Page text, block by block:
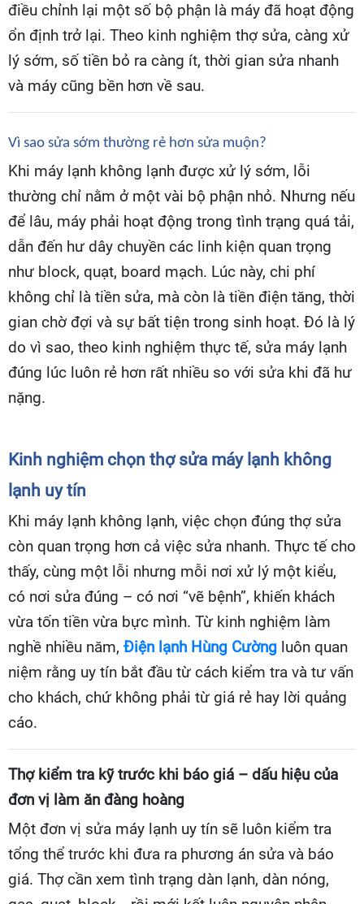
điều chỉnh lại một số bộ phận là máy đã hoạt động
ổn định trở lại. Theo kinh nghiệm thợ sửa, càng xử
lý sớm, số tiền bỏ ra càng ít, thời gian sửa nhanh
và máy cũng bền hơn về sau.
Vì sao sửa sớm thường rẻ hơn sửa muộn?
Khi máy lạnh không lạnh được xử lý sớm, lỗi
thường chỉ nằm ở một vài bộ phận nhỏ. Nhưng nếu
để lâu, máy phải hoạt động trong tình trạng quá tải,
dẫn đến hư dây chuyền các linh kiện quan trọng
như block, quạt, board mạch. Lúc này, chi phí
không chỉ là tiền sửa, mà còn là tiền điện tăng, thời
gian chờ đợi và sự bất tiện trong sinh hoạt. Đó là lý
do vì sao, theo kinh nghiệm thực tế, sửa máy lạnh
đúng lúc luôn rẻ hơn rất nhiều so với sửa khi đã hư
nặng.
Kinh nghiệm chọn thợ sửa máy lạnh không
lạnh uy tín
Khi máy lạnh không lạnh, việc chọn đúng thợ sửa
còn quan trọng hơn cả việc sửa nhanh. Thực tế cho
thấy, cùng một lỗi nhưng mỗi nơi xử lý một kiểu,
có nơi sửa đúng – có nơi “vẽ bệnh”, khiến khách
vừa tốn tiền vừa bực mình. Từ kinh nghiệm làm
nghề nhiều năm, Điện lạnh Hùng Cường luôn quan
niệm rằng uy tín bắt đầu từ cách kiểm tra và tư vấn
cho khách, chứ không phải từ giá rẻ hay lời quảng
cáo.
Thợ kiểm tra kỹ trước khi báo giá – dấu hiệu của
đơn vị làm ăn đàng hoàng
Một đơn vị sửa máy lạnh uy tín sẽ luôn kiểm tra
tổng thể trước khi đưa ra phương án sửa và báo
giá. Thợ cần xem tình trạng dàn lạnh, dàn nóng,